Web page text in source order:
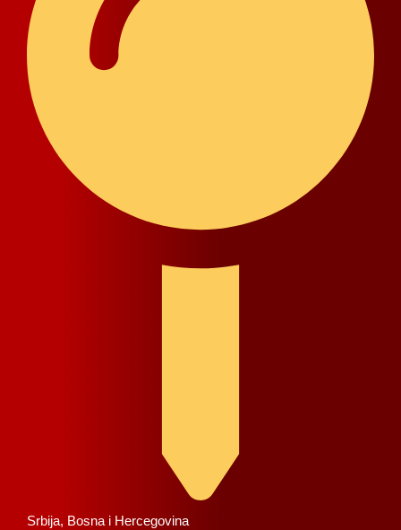
Srbija, Bosna i Hercegovina